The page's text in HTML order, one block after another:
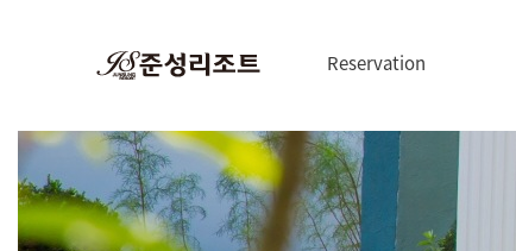
Reservation